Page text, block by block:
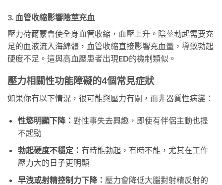
3. 血管收縮影響陰莖充血
壓力荷爾蒙會使全身血管收縮，血壓上升。陰莖勃起需要充
足的血液流入海綿體，血管收縮直接影響充血量，導致勃起
硬度不足。這與高血壓患者出現ED的機制類似。
壓力相關性功能障礙的4個常見症狀
如果你有以下情況，很可能與壓力有關，而非器質性病變：
性慾明顯下降： 對性事失去興趣，即使有伴侶主動也提
不起勁
勃起硬度不穩定： 有時能勃起，有時不能，尤其在工作
壓力大的日子更明顯
早洩或射精控制力下降： 壓力會降低大腦對射精反射的